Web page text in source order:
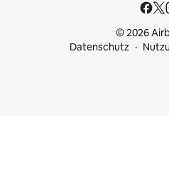
© 2026
Datenschutz